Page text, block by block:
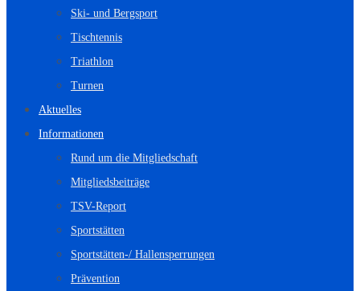
Ski- und Bergsport
Tischtennis
Triathlon
Turnen
Aktuelles
Informationen
Rund um die Mitgliedschaft
Mitgliedsbeiträge
TSV-Report
Sportstätten
Sportstätten-/ Hallensperrungen
Prävention